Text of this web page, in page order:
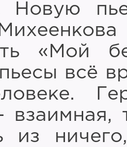
Новую
«Мой
всё
взаимная,
из